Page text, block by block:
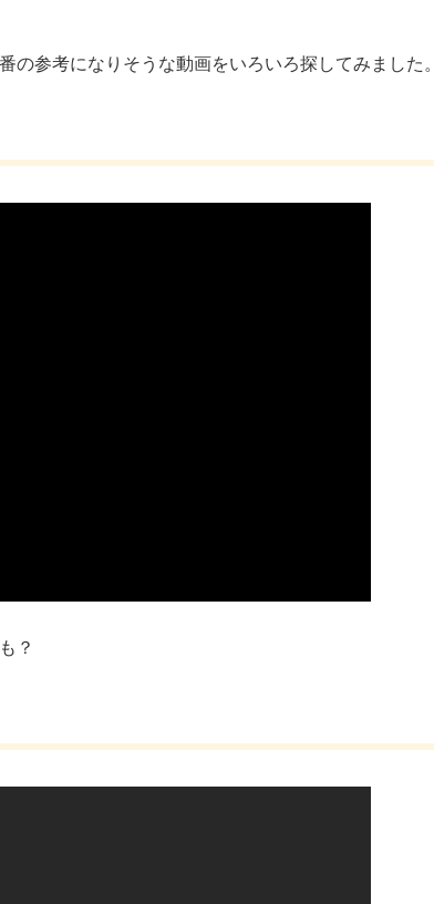
の参考になりそうな動画をいろいろ探してみました。
？